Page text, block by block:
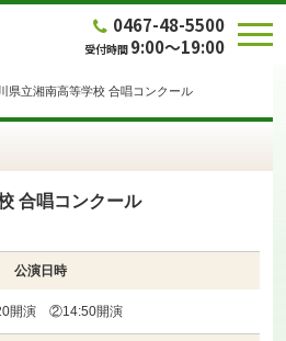
0467-48-5500
受付時間 9:00～19:00
県立湘南高等学校 合唱コンクール
合唱コンクール
公演日時
開演 ②14:50開演